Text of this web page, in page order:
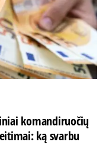
komandiruočių
ką svarbu